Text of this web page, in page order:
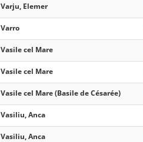
Varju, Elemer
Varro
Vasile cel Mare
Vasile cel Mare
Vasile cel Mare (Basile de Césarée)
Vasiliu, Anca
Vasiliu, Anca